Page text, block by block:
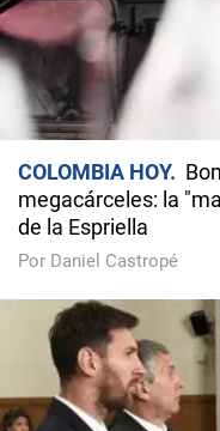
COLOMBIA HOY
megacárceles: la
de la Espriella
Por Daniel Castropé